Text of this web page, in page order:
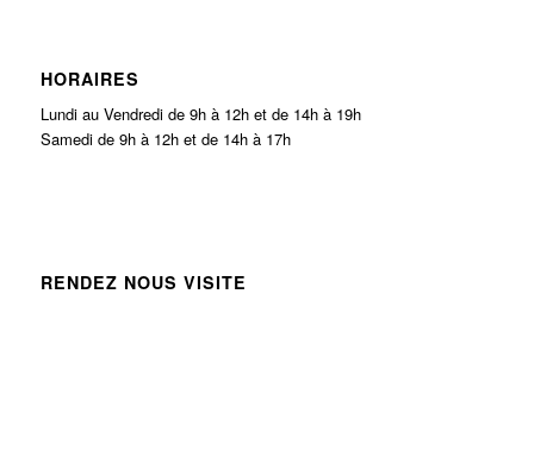
HORAIRES
Lundi au Vendredi de 9h à 12h et de 14h à 19h
Samedi de 9h à 12h et de 14h à 17h
RENDEZ NOUS VISITE